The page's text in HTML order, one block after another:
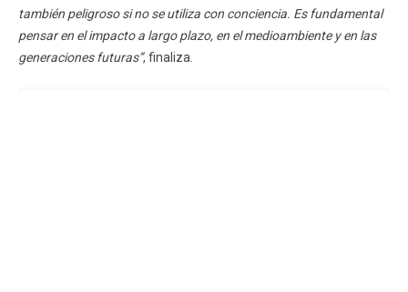
también peligroso si no se utiliza con conciencia. Es fundamental
pensar en el impacto a largo plazo, en el medioambiente y en las
generaciones futuras”, finaliza.